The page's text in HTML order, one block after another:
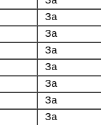
За
За
За
За
За
За
За